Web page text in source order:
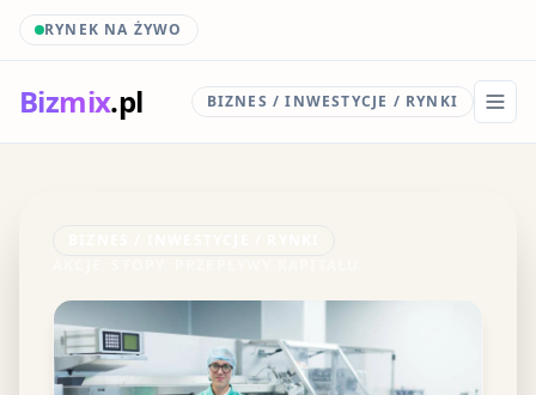
RYNEK NA ŻYWO
Bizmix.pl BIZNES / INWESTYCJE / RYNKI